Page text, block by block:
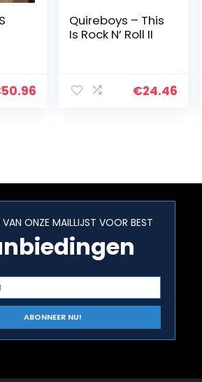
50.96
Quireboys – This
Is Rock N’ Roll II
€24.46
ONZE MAILLIJST VOOR BEST